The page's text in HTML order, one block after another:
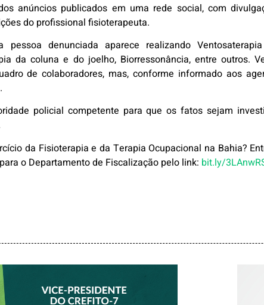
anúncios publicados em uma rede social, com
do profissional fisioterapeuta.
denunciada aparece realizando
da coluna e do joelho, Biorressonância, entre outros.
de colaboradores, mas, conforme informado aos
policial competente para que os fatos sejam
da Fisioterapia e da Terapia Ocupacional na Bahia?
o Departamento de Fiscalização pelo link: bit.ly/